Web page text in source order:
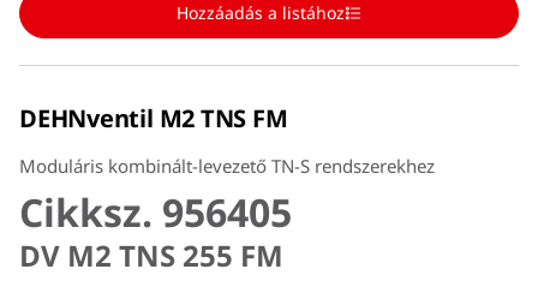
Hozzáadás a listához
DEHNventil M2 TNS FM
Moduláris kombinált-levezető TN-S rendszerekhez
Cikksz. 956405
DV M2 TNS 255 FM